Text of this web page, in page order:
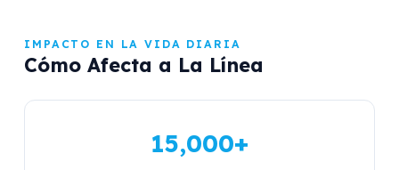
IMPACTO EN LA VIDA DIARIA
Cómo Afecta a La Línea
15,000+